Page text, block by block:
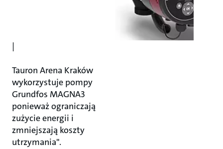
|
Tauron Arena Kraków
wykorzystuje pompy
Grundfos MAGNA3
ponieważ ograniczają
zużycie energii i
zmniejszają koszty
utrzymania".